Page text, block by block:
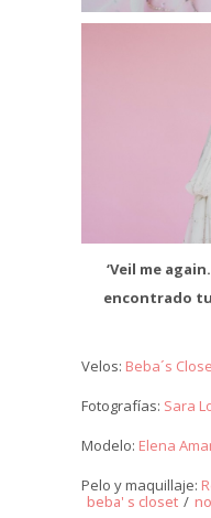
‘Veil me
encontrado
Velos: Beba´s
Fotografías: Sara
Modelo: Elena
Pelo y maquillaje:
beba' s closet /